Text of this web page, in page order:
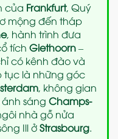
của Frankfurt, Quý
mộng đến tháp
, hành trình đưa
tích Giethoorn–
có kênh đào và
tục là những góc
, không gian
sáng Champs-
nhà gỗ nửa
Ill ởStrasbourg.